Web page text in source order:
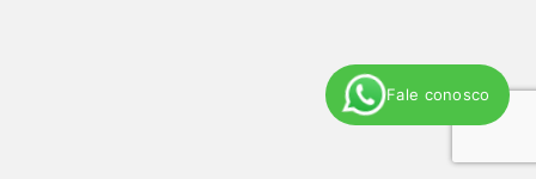
Fale conosco